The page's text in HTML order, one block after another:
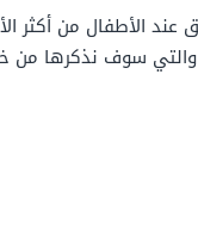
عند الأطفال من أكثر
والتي سوف نذكرها من